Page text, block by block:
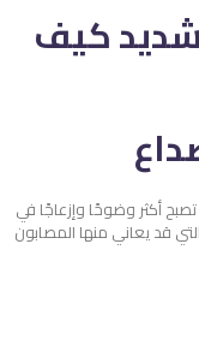
كيف
أكثر وضوحًا وإزعاجًا في
قد يعاني منها المصابون